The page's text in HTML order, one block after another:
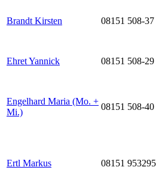
Brandt Kirsten 08151 508-37
Ehret Yannick 08151 508-29
Engelhard Maria (Mo. +
Mi.)
08151 508-40
Ertl Markus 08151 953295